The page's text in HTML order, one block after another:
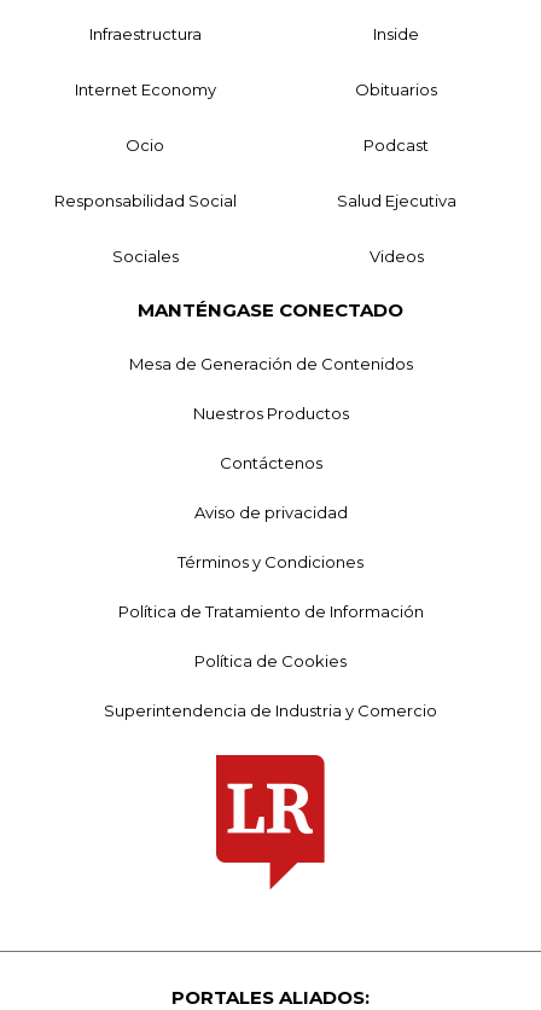
Infraestructura Inside
Internet Economy Obituarios
Ocio Podcast
Responsabilidad Social Salud Ejecutiva
Sociales Videos
MANTÉNGASE CONECTADO
Mesa de Generación de Contenidos
Nuestros Productos
Contáctenos
Aviso de privacidad
Términos y Condiciones
Política de Tratamiento de Información
Política de Cookies
Superintendencia de Industria y Comercio
PORTALES ALIADOS: